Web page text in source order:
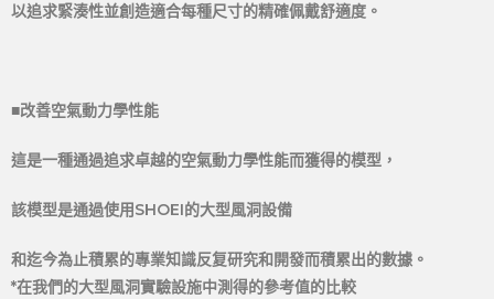
以追求緊湊性並創造適合每種尺寸的精確佩戴舒適度。
■改善空氣動力學性能
這是一種通過追求卓越的空氣動力學性能而獲得的模型，
該模型是通過使用SHOEI的大型風洞設備
和迄今為止積累的專業知識反复研究和開發而積累出的數據。
*在我們的大型風洞實驗設施中測得的參考值的比較